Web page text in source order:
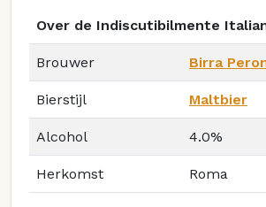
Over de Indiscutibilmente
Brouwer Birra
Bierstijl Maltbier
Alcohol 4.0%
Herkomst Roma